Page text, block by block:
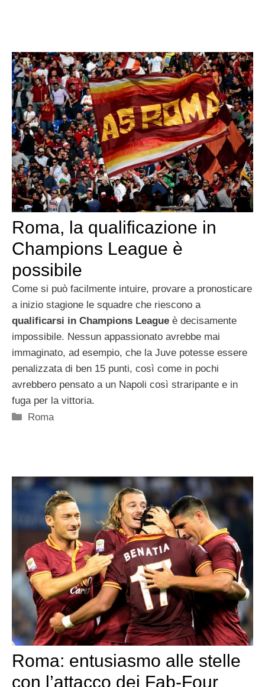
Roma, la qualificazione in
Champions League è
possibile
Come si può facilmente intuire, provare a pronosticare
a inizio stagione le squadre che riescono a
qualificarsi in Champions League è decisamente
impossibile. Nessun appassionato avrebbe mai
immaginato, ad esempio, che la Juve potesse essere
penalizzata di ben 15 punti, così come in pochi
avrebbero pensato a un Napoli così straripante e in
fuga per la vittoria.
Categorie
Roma
Roma: entusiasmo alle stelle
con l’attacco dei Fab-Four